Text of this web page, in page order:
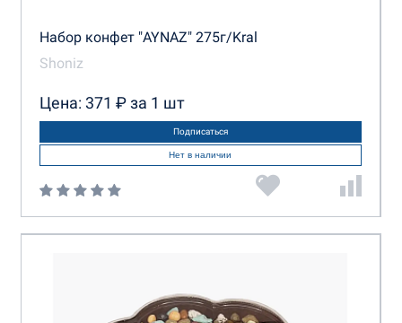
Набор конфет "AYNAZ" 275г/Kral
Shoniz
Цена: 371 ₽ за 1 шт
Подписаться
Нет в наличии